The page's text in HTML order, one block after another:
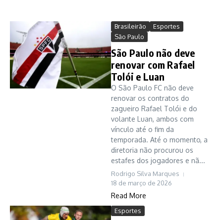
Brasileirão
Esportes
São Paulo
São Paulo não deve
renovar com Rafael
Tolói e Luan
O São Paulo FC não deve
renovar os contratos do
zagueiro Rafael Tolói e do
volante Luan, ambos com
vínculo até o fim da
temporada. Até o momento, a
diretoria não procurou os
estafes dos jogadores e nã...
Rodrigo Silva Marques
18 de março de 2026
Read More
Esportes